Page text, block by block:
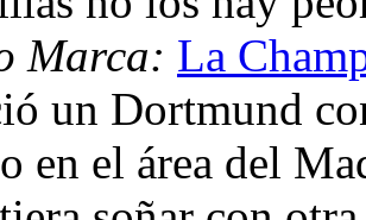
Marca: La
un Dortmund
en el área del